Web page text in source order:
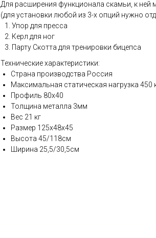
Для расширения функционала скамьи, к ней
(для установки любой из 3-х опций нужно
Упор для пресса
Керл для ног
Парту Скотта для тренировки бицепса
Технические характеристики:
Страна производства Россия
Максимальная статическая нагрузка 450
Профиль 80x40
Толщина металла 3мм
Вес 21 кг
Размер 125х48х45
Высота 45/118см
Ширина 25,5/30,5см